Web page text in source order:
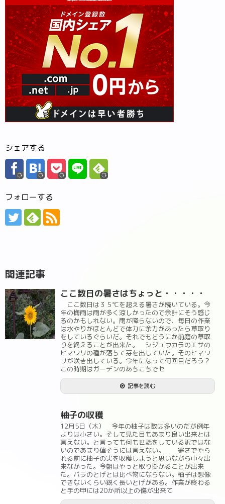
シェアする
フォローする
関連記事
ここ数日の暑さはちょっと・・・・・
ここ数日は３５℃を超える暑さが続いている。今
年の梅雨は雨が多く涼しかったので余計にそう感じ
るのかもしれない。雨が降らないので、毎日の作業
は水やりがほとんどで体力に余力があったら草取り
をしているぐらいだ。それでもどうにか前庭の草取
りを終えることが出来た。 シジュウカラのエサの
ヒマワリの種が落ちて芽を出していた。そのヒマワ
リが咲き出している。今年になって何回目だろう？
この時期はガーデンのあちこちでセ
記事を読む
柚子の収穫
12月5日（木） 今年の柚子は数は多いのだが例年
よりは小さい。そして見た目もあまり良い出来とは
言えない。と言っても何も世話をしている訳ではな
いのであまり偉そうには言えない。 寒さでやら
れる前に柚子の実を収穫しようと思いながら中々出
来なかった。今朝はやっと取り掛かることが出来
た。バラのとげとは比べ物にならない。柚子は想像
できないくらい鋭く長いとげがある。作業が終わる
と手の甲には20か所以上の傷が出来て